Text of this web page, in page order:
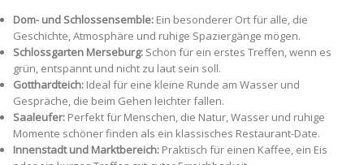
Dom- und Schlossensemble: Ein besonderer Ort für alle, die
Geschichte, Atmosphäre und ruhige Spaziergänge mögen.
Schlossgarten Merseburg: Schön für ein erstes Treffen, wenn es
grün, entspannt und nicht zu laut sein soll.
Gotthardteich: Ideal für eine kleine Runde am Wasser und
Gespräche, die beim Gehen leichter fallen.
Saaleufer: Perfekt für Menschen, die Natur, Wasser und ruhige
Momente schöner finden als ein klassisches Restaurant-Date.
Innenstadt und Marktbereich: Praktisch für einen Kaffee, ein Eis